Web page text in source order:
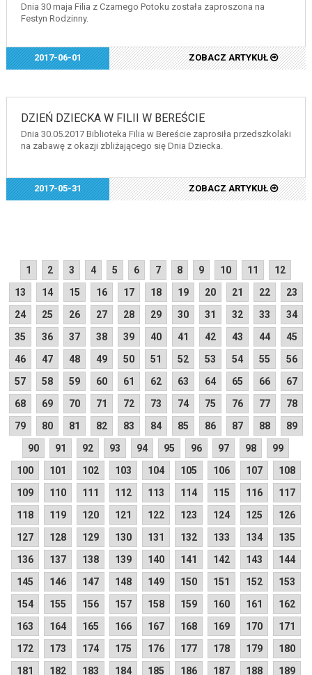
Dnia 30 maja Filia z Czarnego Potoku została zaproszona na
Festyn Rodzinny.
2017-06-01 ZOBACZ ARTYKUŁ
DZIEŃ DZIECKA W FILII W BEREŚCIE
Dnia 30.05.2017 Biblioteka Filia w Bereście zaprosiła przedszkolaki
na zabawę z okazji zbliżającego się Dnia Dziecka.
2017-05-31 ZOBACZ ARTYKUŁ
1 2 3 4 5 6 7 8 9 10 11
12
13
14 15 16 17 18 19 20 21 22
23
24
25 26 27 28 29 30 31 32 33
34
35
36 37 38 39 40 41 42 43 44
45
46
47 48 49 50 51 52 53 54 55
56
57
58 59 60 61 62 63 64 65 66
67
68
69 70 71 72 73 74 75 76 77
78
79
80 81 82 83 84 85 86 87 88
89
90
91 92 93 94 95 96 97 98
99
100
101 102 103 104 105 106 107
108
109
110 111 112 113 114 115 116
117
118
119 120 121 122 123 124 125
126
127
128 129 130 131 132 133 134
135
136
137 138 139 140 141 142 143
144
145
146 147 148 149 150 151 152
153
154
155 156 157 158 159 160 161
162
163
164 165 166 167 168 169 170
171
172
173 174 175 176 177 178 179
180
181
182 183 184 185 186 187 188 189